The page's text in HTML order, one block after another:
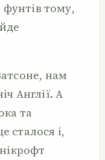
фунтів тому,
нам
Англії. А
та
сталося і,